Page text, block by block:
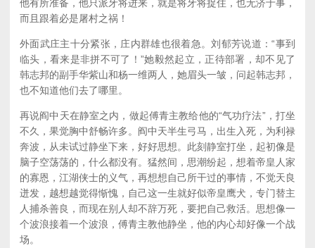
他有所准备，他只派牙将进来，就是将牙将捉住，也无济于事，
而且跟着必是屠村之祸！
外面武庄主十分紧张，庄内群雄也很着急。刘郁芳说道：“事到
临头，看来是非拼不可了！”她毅然起立，正待部署，却不见了
韩志邦的副手华紫山和杨一维两人，她眉头一皱，问起韩志邦，
也不知道他们去了哪里。
再说阎中天在静室之内，做起傅青主教给他的“气功疗法”，打坐
不久，果觉胸中舒畅许多。阎中天半生弓马，出生入死，为利禄
奔波，从未试过静坐下来，好好思想。此刻静室打坐，起初像是
脑子空荡荡的，什么都没有。猛然间，思潮纷起，想着帝皇人家
的寡恩，江湖侠士的义气，再想想自己所干过的事情，不觉天良
迸发，越想越觉得惭愧，自己这一生就好似帝皇鹰犬，专门替主
人捕杀善良，而现在别人却不辞万死，要把自己救活。思想像一
个波浪接着一个波浪，傅青主教他静坐，他的内心却好像一个战
场。